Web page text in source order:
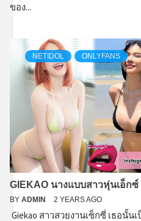
ของ...
NETIDOL ONLYFANS
GIEKAO นางแบบสาวหุ่นเอ็ก
BY ADMIN 2 YEARS AGO
Giekao สาวสวยงานเซ็กซี่ เธอนั้